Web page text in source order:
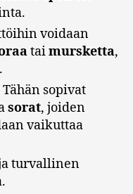
voidaan
taimursketta,
Tähän sopivat
sorat, joiden
vaikuttaa
turvallinen